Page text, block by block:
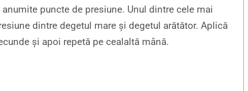
puncte de presiune. Unul dintre cele mai
dintre degetul mare și degetul arătător. Aplică
și apoi repetă pe cealaltă mână.